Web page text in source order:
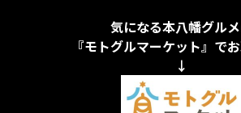
気になる本八幡グル
『モトグルマーケット』で
↓